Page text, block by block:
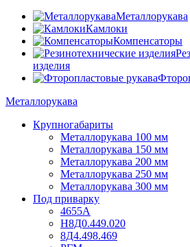
Металлорукава
Камлоки
Компенсаторы
изделия
Металлорукава
Крупногабариты
Металлорукава 100 мм
Металлорукава 150 мм
Металлорукава 200 мм
Металлорукава 250 мм
Металлорукава 300 мм
Под приварку
4655А
Н8Д0.449.020
8Д4.498.469